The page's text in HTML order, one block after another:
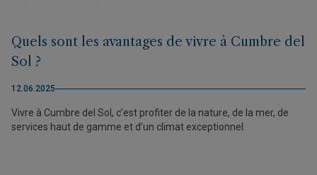
Quels sont les avantages de vivre à Cumbre del
Sol ?
12.06.2025
Vivre à Cumbre del Sol, c’est profiter de la nature, de la mer, de
services haut de gamme et d’un climat exceptionnel.